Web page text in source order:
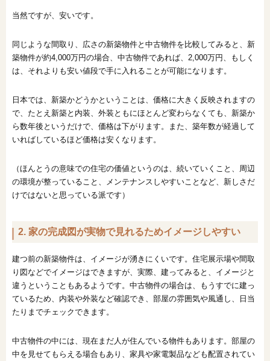
当然ですが、安いです。
同じような間取り、広さの新築物件と中古物件を比較してみると、新
築物件が約4,000万円の場合、中古物件であれば、2,000万円、もしく
は、それよりも安い値段で手に入れることが可能になります。
日本では、新築かどうかということは、価格に大きく反映されますの
で、たとえ新築と内装、外装ともにほとんど変わらなくても、新築か
ら数年後というだけで、価格は下がります。また、築年数が経過して
いればしているほど価格は安くなります。
（ほんとうの意味での住宅の価値というのは、続いていくこと、周辺
の環境が整っていること、メンテナンスしやすいことなど、新しさだ
けではないと思っている派です）
2. 家の完成図が実物で見れるためイメージしやすい
建つ前の新築物件は、イメージが湧きにくいです。住宅展示場や間取
り図などでイメージはできますが、実際、建ってみると、イメージと
違うということもあるようです。中古物件の場合は、もうすでに建っ
ているため、内装や外装など確認でき、部屋の雰囲気や風通し、日当
たりまでチェックできます。
中古物件の中には、現在まだ人が住んでいる物件もあります。部屋の
中を見せてもらえる場合もあり、家具や家電製品なども配置されてい